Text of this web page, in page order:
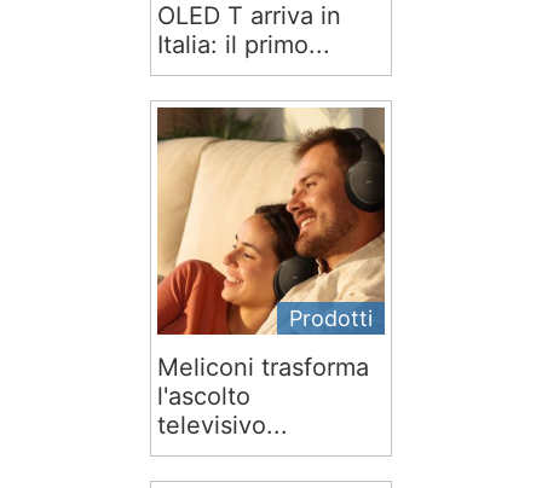
OLED T arriva in
Italia: il primo...
Prodotti
Meliconi trasforma
l'ascolto
televisivo...